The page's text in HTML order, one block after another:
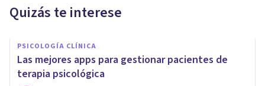
Quizás te interese
PSICOLOGÍA CLÍNICA
Las mejores apps para gestionar pacientes de
terapia psicológica